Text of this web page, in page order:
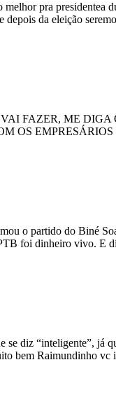
pra presidentea
da eleição
FAZER, ME
OS
o partido do Biné
foi dinheiro vivo. E
diz “inteligente”, já
bem Raimundinho vc